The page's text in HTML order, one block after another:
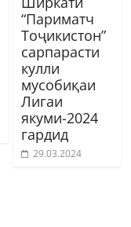
“Париматч
Тоҷикистон”
сарпарасти
кулли
мусобиқаи
Лигаи
якуми-2024
гардид
29.03.2024